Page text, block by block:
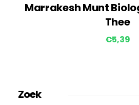
Marrakesh Munt
Thee
€5,39
Zoek